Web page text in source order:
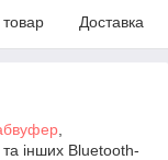
товар Доставка
та інших Bluetooth-